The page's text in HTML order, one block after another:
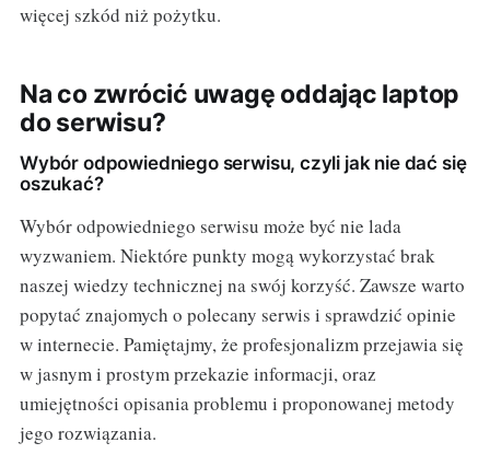
więcej szkód niż pożytku.
Na co zwrócić uwagę oddając laptop
do serwisu?
Wybór odpowiedniego serwisu, czyli jak nie dać się
oszukać?
Wybór odpowiedniego serwisu może być nie lada
wyzwaniem. Niektóre punkty mogą wykorzystać brak
naszej wiedzy technicznej na swój korzyść. Zawsze warto
popytać znajomych o polecany serwis i sprawdzić opinie
w internecie. Pamiętajmy, że profesjonalizm przejawia się
w jasnym i prostym przekazie informacji, oraz
umiejętności opisania problemu i proponowanej metody
jego rozwiązania.